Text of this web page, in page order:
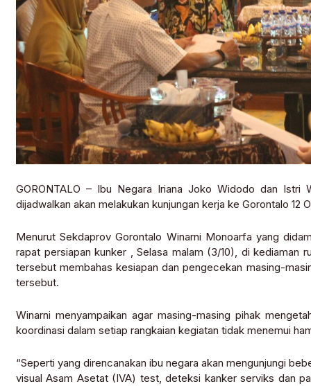
GORONTALO – Ibu Negara Iriana Joko Widodo dan Istri
dijadwalkan akan melakukan kunjungan kerja ke Gorontalo 12
Menurut Sekdaprov Gorontalo Winarni Monoarfa yang
rapat persiapan kunker , Selasa malam (3/10), di kediaman
tersebut membahas kesiapan dan pengecekan masing-
tersebut.
Winarni menyampaikan agar masing-masing pihak
koordinasi dalam setiap rangkaian kegiatan tidak menemui
“Seperti yang direncanakan ibu negara akan mengunjungi
visual Asam Asetat (IVA) test, deteksi kanker serviks dan